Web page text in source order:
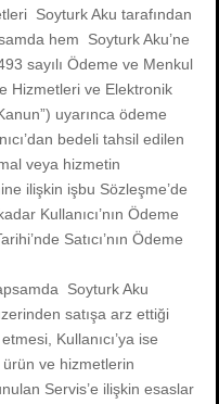
Soyturk Aku tarafından
hem Soyturk Aku’ne
sayılı Ödeme ve Menkul
Hizmetleri ve Elektronik
uyarınca ödeme
bedeli tahsil edilen
veya hizmetin
ilişkin işbu Sözleşme’de
Kullanıcı’nın Ödeme
Satıcı’nın Ödeme
Soyturk Aku
satışa arz ettiği
Kullanıcı’ya ise
ürün ve hizmetlerin
Servis’e ilişkin esaslar